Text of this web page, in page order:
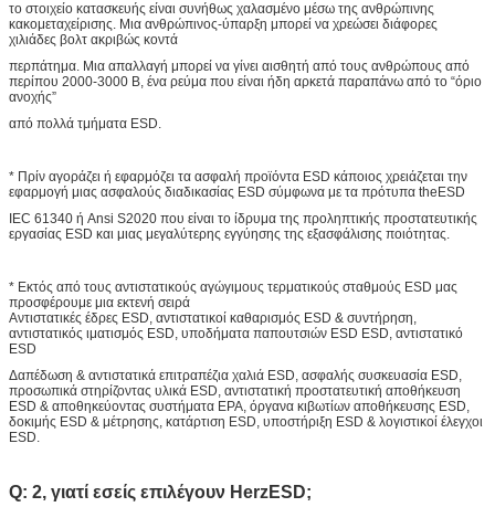
το στοιχείο κατασκευής είναι συνήθως χαλασμένο μέσω της ανθρώπινης
κακομεταχείρισης. Μια ανθρώπινος-ύπαρξη μπορεί να χρεώσει διάφορες
χιλιάδες βολτ ακριβώς κοντά
περπάτημα. Μια απαλλαγή μπορεί να γίνει αισθητή από τους ανθρώπους από
περίπου 2000-3000 Β, ένα ρεύμα που είναι ήδη αρκετά παραπάνω από το “όριο
ανοχής”
από πολλά τμήματα ESD.
* Πρίν αγοράζει ή εφαρμόζει τα ασφαλή προϊόντα ESD κάποιος χρειάζεται την
εφαρμογή μιας ασφαλούς διαδικασίας ESD σύμφωνα με τα πρότυπα theESD
IEC 61340 ή Ansi S2020 που είναι το ίδρυμα της προληπτικής προστατευτικής
εργασίας ESD και μιας μεγαλύτερης εγγύησης της εξασφάλισης ποιότητας.
* Εκτός από τους αντιστατικούς αγώγιμους τερματικούς σταθμούς ESD μας
προσφέρουμε μια εκτενή σειρά
Αντιστατικές έδρες ESD, αντιστατικοί καθαρισμός ESD & συντήρηση,
αντιστατικός ιματισμός ESD, υποδήματα παπουτσιών ESD ESD, αντιστατικό
ESD
Δαπέδωση & αντιστατικά επιτραπέζια χαλιά ESD, ασφαλής συσκευασία ESD,
προσωπικά στηρίζοντας υλικά ESD, αντιστατική προστατευτική αποθήκευση
ESD & αποθηκεύοντας συστήματα EPA, όργανα κιβωτίων αποθήκευσης ESD,
δοκιμής ESD & μέτρησης, κατάρτιση ESD, υποστήριξη ESD & λογιστικοί έλεγχοι
ESD.
Q: 2, γιατί εσείς επιλέγουν HerzESD;